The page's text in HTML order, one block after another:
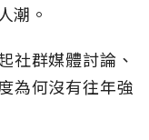
潮。
社群媒體討論、
為何沒有往年強